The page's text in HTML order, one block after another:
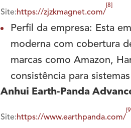
Site:https://zjzkmagnet.com/
[8]
Perfil da empresa: Esta
moderna com cobertura
marcas como Amazon,
consistência para
Anhui Earth-Panda
Site:https://www.earthpanda.com/
[9]